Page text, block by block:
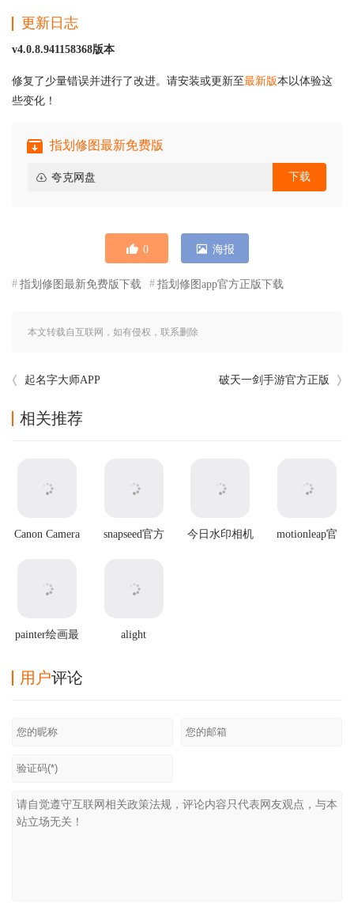
更新日志
v4.0.8.941158368版本
修复了少量错误并进行了改进。请安装或更新至最新版本以体验这
些变化！
指划修图最新免费版
夸克网盘 下载
0 海报
指划修图最新免费版下载 指划修图app官方正版下载
本文转载自互联网，如有侵权，联系删除
起名字大师APP 破天一剑手游官方正版
相关推荐
Canon Camera
snapseed官方
今日水印相机
motionleap官
painter绘画最
alight
用户评论